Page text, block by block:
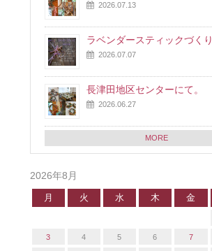
2026.07.13
ラベンダースティックづくり
2026.07.07
長津田地区センターにて。
2026.06.27
MORE
2026年8月
月 火 水 木 金
3 4 5 6 7